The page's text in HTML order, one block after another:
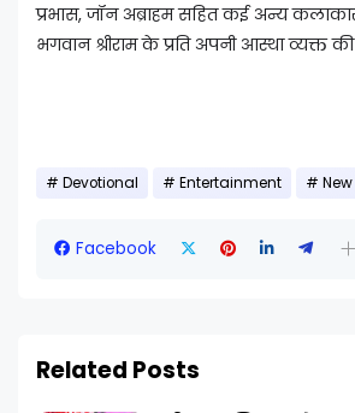
प्रभास, जॉन अब्राहम सहित कई अन्य
भगवान श्रीराम के प्रति अपनी आस्था व्यक्त की
Devotional Entertainment
Facebook
Related Posts